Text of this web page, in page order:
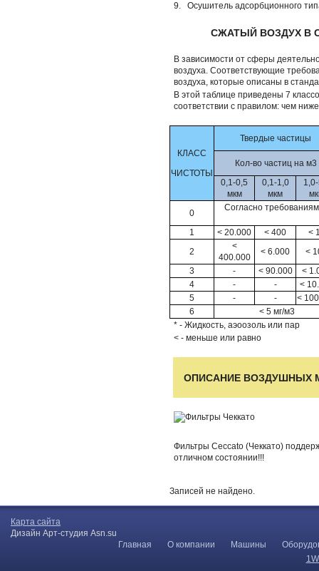
9.
Осушитель адсорбционного
СЖАТЫЙ ВОЗДУХ В
В зависимости от сферы
воздуха. Соответствующие
воздуха, которые описаны в
В этой таблице приведены 7
соответствии с правилом: чем
КЛАСС
ЧИСТОТЫ
Твердые частицы
Кол-во частиц на м3
0,1-0,5
мкм
0,1-1,0
мкм
0
Согласно
1 < 20.000 < 400
<
2
<
400.000
< 6.000
<
3
- < 90.000
<
4
- -
<
5
- -
<
6
< 5 мг/м3
* - Жидкость, аэоозоль или пар
< - меньше или равно
ОПИСАНИЕ ВОЗДУШНЫХ
Фильтры Ceccato (Чеккато)
отличном состоянии!!!
Записей не найдено.
Карта сайта
Дизайн Арт-студия Asn.su
Главная
О компании Машины